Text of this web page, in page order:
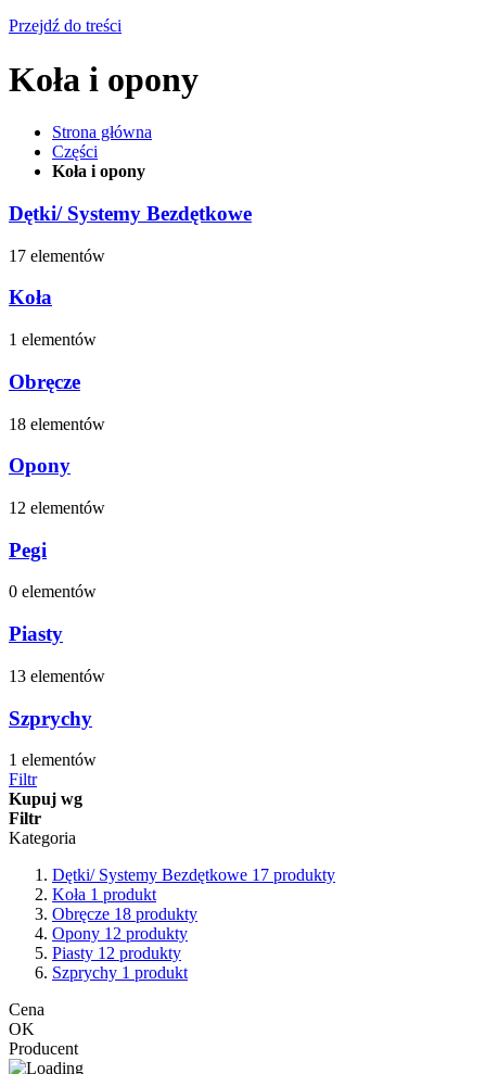
Przejdź do treści
Koła i opony
Strona główna
Części
Koła i opony
Dętki/ Systemy Bezdętkowe
17 elementów
Koła
1 elementów
Obręcze
18 elementów
Opony
12 elementów
Pegi
0 elementów
Piasty
13 elementów
Szprychy
1 elementów
Filtr
Kupuj wg
Filtr
Kategoria
Dętki/ Systemy Bezdętkowe 17 produkty
Koła 1 produkt
Obręcze 18 produkty
Opony 12 produkty
Piasty 12 produkty
Szprychy 1 produkt
Cena
OK
Producent